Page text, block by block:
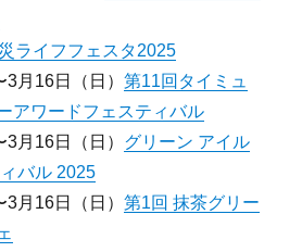
ライフフェスタ2025
3月16日（日）第11回タイミュ
アワードフェスティバル
月16日（日） グリーン アイル
バル 2025
3月16日（日）第1回 抹茶グリー